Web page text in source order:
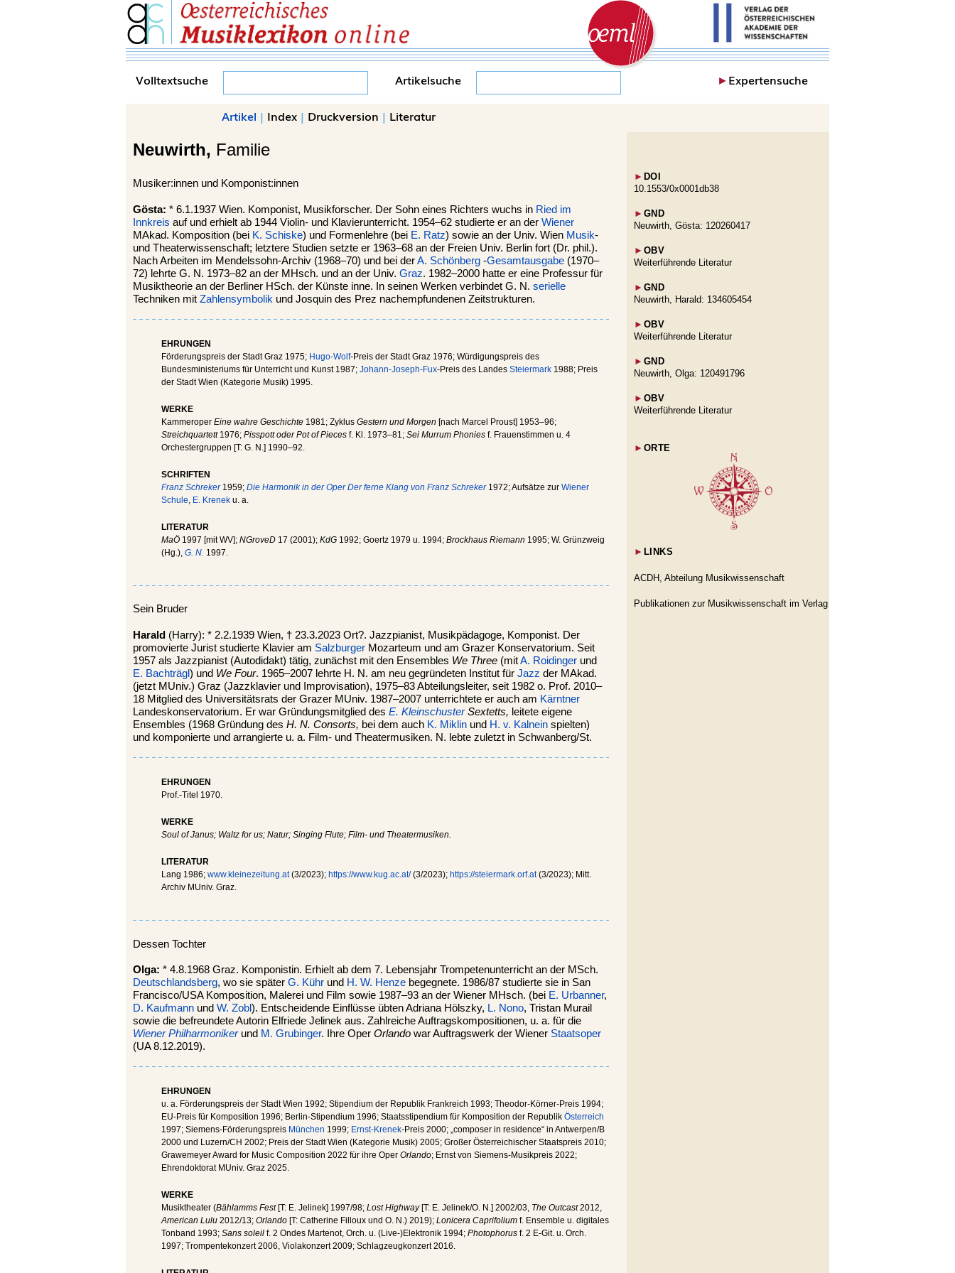
Volltextsuche Artikelsuche ►Expertensuche
Artikel | Index | Druckversion | Literatur
Neuwirth, Familie
Musiker:innen und Komponist:innen
Gösta: * 6.1.1937 Wien. Komponist, Musikforscher. Der Sohn eines Richters wuchs in Ried im
Innkreis auf und erhielt ab 1944 Violin- und Klavierunterricht. 1954–62 studierte er an der Wiener
MAkad. Komposition (bei K. Schiske) und Formenlehre (bei E. Ratz) sowie an der Univ. Wien Musik-
und Theaterwissenschaft; letztere Studien setzte er 1963–68 an der Freien Univ. Berlin fort (Dr. phil.).
Nach Arbeiten im Mendelssohn-Archiv (1968–70) und bei derA. Schönberg -Gesamtausgabe (1970–
72) lehrte G. N. 1973–82 an der MHsch. und an der Univ. Graz. 1982–2000 hatte er eine Professur für
Musiktheorie an der Berliner HSch. der Künste inne. In seinen Werken verbindet G. N. serielle
Techniken mit Zahlensymbolik und Josquin des Prez nachempfundenen Zeitstrukturen.
EHRUNGEN
Förderungspreis der Stadt Graz 1975; Hugo-Wolf-Preis der Stadt Graz 1976; Würdigungspreis des
Bundesministeriums für Unterricht und Kunst 1987; Johann-Joseph-Fux-Preis des Landes Steiermark 1988; Preis
der Stadt Wien (Kategorie Musik) 1995.
WERKE
Kammeroper Eine wahre Geschichte 1981; Zyklus Gestern und Morgen [nach Marcel Proust] 1953–96;
Streichquartett1976; Pisspott oder Pot of Pieces f. Kl. 1973–81; Sei Murrum Phonies f. Frauenstimmen u. 4
Orchestergruppen [T: G. N.] 1990–92.
SCHRIFTEN
Franz Schreker1959; Die Harmonik in der Oper Der ferne Klang von Franz Schreker1972; Aufsätze zur Wiener
Schule E. Krenek u. a.
LITERATUR
MaÖ 1997 [mit WV]; NGroveD 17 (2001); KdG 1992; Goertz 1979 u. 1994; Brockhaus Riemann 1995; W. Grünzweig
(Hg.), G. N. 1997.
Sein Bruder
Harald (Harry): * 2.2.1939 Wien, † 23.3.2023 Ort?. Jazzpianist, Musikpädagoge, Komponist. Der
promovierte Jurist studierte Klavier am Salzburger Mozarteum und am Grazer Konservatorium. Seit
1957 als Jazzpianist (Autodidakt) tätig, zunächst mit den Ensembles We Three (mitA. Roidinger und
E. Bachträgl) und We Four. 1965–2007 lehrte H. N. am neu gegründeten Institut für Jazz der MAkad.
(jetzt MUniv.) Graz (Jazzklavier und Improvisation), 1975–83 Abteilungsleiter, seit 1982 o. Prof. 2010–
18 Mitglied des Universitätsrats der Grazer MUniv. 1987–2007 unterrichtete er auch am Kärntner
Landeskonservatorium. Er war Gründungsmitglied des E. KleinschusterSextetts, leitete eigene
Ensembles (1968 Gründung des H. N. Consorts, bei dem auch K. Miklin und H. v. Kalnein spielten)
und komponierte und arrangierte u. a. Film- und Theatermusiken. N. lebte zuletzt in Schwanberg/St.
EHRUNGEN
Prof.-Titel 1970.
WERKE
Soul of Janus; Waltz for us; Natur; Singing Flute; Film- und Theatermusiken.
LITERATUR
Lang 1986; www.kleinezeitung.at(3/2023); https://www.kug.ac.at/(3/2023); https://steiermark.orf.at(3/2023); Mitt.
Archiv MUniv. Graz.
Dessen Tochter
Olga: * 4.8.1968 Graz. Komponistin. Erhielt ab dem 7. Lebensjahr Trompetenunterricht an der MSch.
Deutschlandsberg, wo sie später G. Kühr und H. W. Henze begegnete. 1986/87 studierte sie in San
Francisco/USA Komposition, Malerei und Film sowie 1987–93 an der Wiener MHsch. (bei E. Urbanner,
D. Kaufmann und W. Zobl). Entscheidende Einflüsse übten Adriana Hölszky, L. Nono, Tristan Murail
sowie die befreundete Autorin Elfriede Jelinek aus. Zahlreiche Auftragskompositionen, u. a. für die
Wiener Philharmonikerund M. Grubinger. Ihre Oper Orlando war Auftragswerk der Wiener Staatsoper
(UA 8.12.2019).
EHRUNGEN
u. a. Förderungspreis der Stadt Wien 1992; Stipendium der Republik Frankreich 1993; Theodor-Körner-Preis 1994;
EU-Preis für Komposition 1996; Berlin-Stipendium 1996; Staatsstipendium für Komposition der Republik Österreich
1997; Siemens-Förderungspreis München 1999; Ernst-Krenek-Preis 2000; „composer in residence“ in Antwerpen/B
2000 und Luzern/CH 2002; Preis der Stadt Wien (Kategorie Musik) 2005; Großer Österreichischer Staatspreis 2010;
Grawemeyer Award for Music Composition 2022 für ihre Oper Orlando; Ernst von Siemens-Musikpreis 2022;
Ehrendoktorat MUniv. Graz 2025.
WERKE
Musiktheater (Bählamms Fest[T: E. Jelinek] 1997/98; Lost Highway[T: E. Jelinek/O. N.] 2002/03, The Outcast2012,
American Lulu 2012/13; Orlando [T: Catherine Filloux und O. N.) 2019); Lonicera Caprifolium f. Ensemble u. digitales
Tonband 1993; Sans soleil f. 2 Ondes Martenot, Orch. u. (Live-)Elektronik 1994; Photophorus f. 2 E-Git. u. Orch.
1997; Trompentekonzert 2006, Violakonzert 2009; Schlagzeugkonzert 2016.
► DOI
10.1553/0x0001db38
► GND
Neuwirth, Gösta: 120260417
► OBV
Weiterführende Literatur
► GND
Neuwirth, Harald: 134605454
► OBV
Weiterführende Literatur
► GND
Neuwirth, Olga: 120491796
► OBV
Weiterführende Literatur
► ORTE
► LINKS
ACDH, Abteilung Musikwissenschaft
Publikationen zur Musikwissenschaft im Verlag